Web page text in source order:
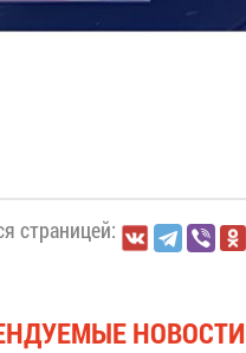
страницей:
НОВОСТИ